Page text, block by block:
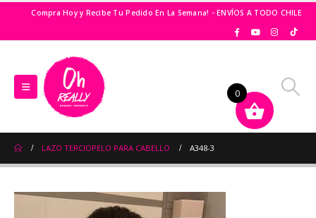
Compra Hoy y Recibe Tu Pedido En La Semana! - ENVÍOS A TODO CHILE
LAZO TERCIOPELO PARA CABELLO A348-3
0